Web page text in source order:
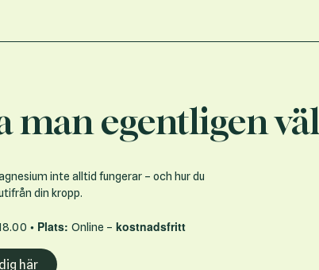
egentligen
inte alltid fungerar – och hur du
din kropp.
• Plats: Online – kostnadsfritt
här